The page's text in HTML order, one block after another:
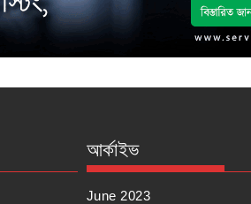
আর্কাইভ
June 2023